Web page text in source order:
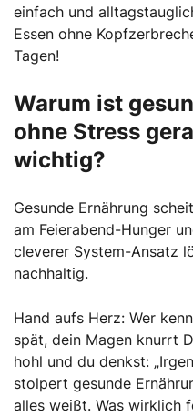
einfach und
Essen ohne
Tagen!
Warum ist
ohne Stress
wichtig?
Gesunde Ernährung
am Feierabend-Hunger
cleverer System-Ansatz
nachhaltig.
Hand aufs Herz: Wer
spät, dein Magen knurrt
hohl und du denkst:
stolpert gesunde
alles weißt. Was wirklich